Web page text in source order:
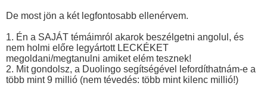
De most jön a két legfontosabb ellenérvem.
1. Én a SAJÁT témáimról akarok beszélgetni angolul, és
nem holmi előre legyártott LECKÉKET
megoldani/megtanulni amiket elém tesznek!
2. Mit gondolsz, a Duolingo segítségével lefordíthatnám-e a
több mint 9 millió (nem tévedés: több mint kilenc millió!)